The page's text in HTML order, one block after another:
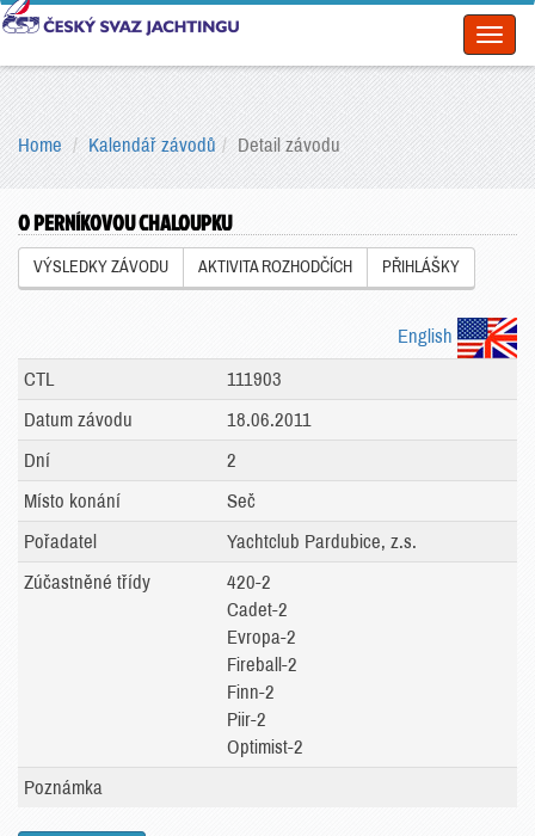
Home Kalendář závodů Detail závodu
O PERNÍKOVOU CHALOUPKU
VÝSLEDKY ZÁVODU AKTIVITA ROZHODČÍCH PŘIHLÁŠKY
English
CTL
111903
Datum závodu
18.06.2011
Dní
2
Místo konání
Seč
Pořadatel
Yachtclub Pardubice, z.s.
Zúčastněné třídy
420-2
Cadet-2
Evropa-2
Fireball-2
Finn-2
Piir-2
Optimist-2
Poznámka